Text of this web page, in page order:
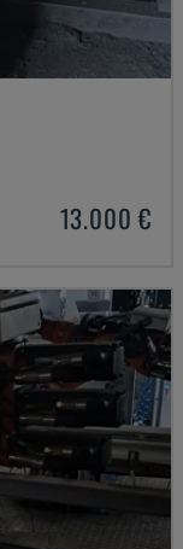
13.000 €